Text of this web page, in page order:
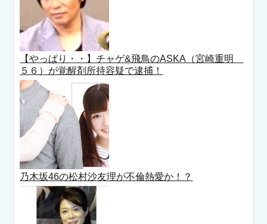
【やっぱり・・】チャゲ&飛鳥のASKA（宮崎重明
５６）が覚醒剤所持容疑で逮捕！
乃木坂46の松村沙友理が不倫熱愛か！？